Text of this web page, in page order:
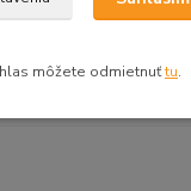
môžete odmietnuťtu.